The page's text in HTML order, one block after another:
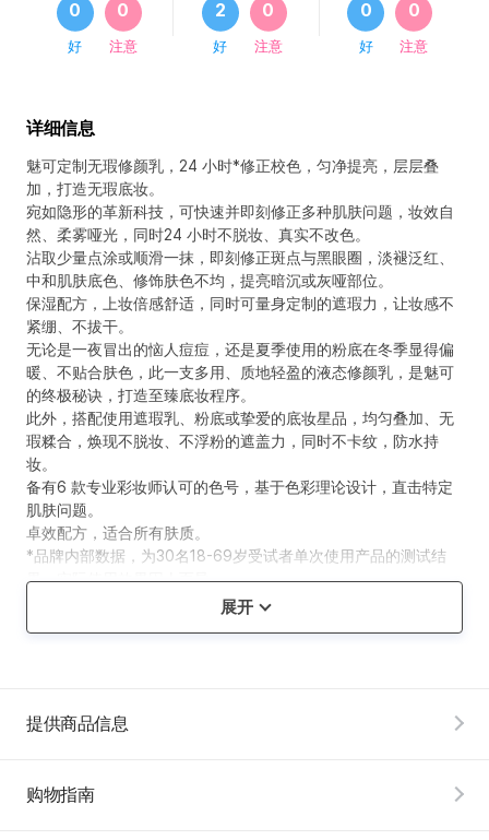
好
0
注意
0
好
2
注意
0
好
0
注意
0
详细信息
魅可定制无瑕修颜乳，24 小时*修正校色，匀净提亮，层层叠
加，打造无瑕底妆。
宛如隐形的革新科技，可快速并即刻修正多种肌肤问题，妆效自
然、柔雾哑光，同时24 小时不脱妆、真实不改色。
沾取少量点涂或顺滑一抹，即刻修正斑点与黑眼圈，淡褪泛红、
中和肌肤底色、修饰肤色不均，提亮暗沉或灰哑部位。
保湿配方，上妆倍感舒适，同时可量身定制的遮瑕力，让妆感不
紧绷、不拔干。
无论是一夜冒出的恼人痘痘，还是夏季使用的粉底在冬季显得偏
暖、不贴合肤色，此一支多用、质地轻盈的液态修颜乳，是魅可
的终极秘诀，打造至臻底妆程序。
此外，搭配使用遮瑕乳、粉底或挚爱的底妆星品，均匀叠加、无
瑕糅合，焕现不脱妆、不浮粉的遮盖力，同时不卡纹，防水持
妆。
备有6 款专业彩妆师认可的色号，基于色彩理论设计，直击特定
肌肤问题。
卓效配方，适合所有肤质。
*品牌内部数据，为30名18-69岁受试者单次使用产品的测试结
果，实际使用效果因人而异。
展开
提供商品信息
购物指南
韩